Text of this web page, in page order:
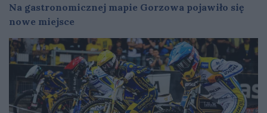
Na gastronomicznej mapie Gorzowa pojawiło się
nowe miejsce